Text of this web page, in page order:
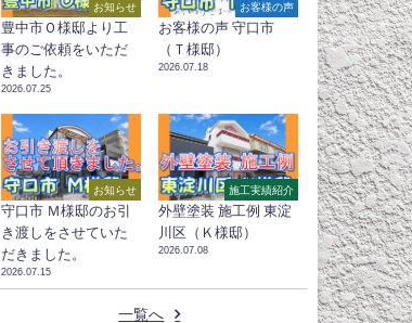
お知らせ
豊中市Ｏ様邸より工
事のご依頼をいただ
きました。
2026.07.25
お客様の声
お客様の声 守口市
（Ｔ様邸）
2026.07.18
お知らせ
守口市 Ｍ様邸のお引
き渡しをさせていた
だきました。
2026.07.15
施工実績紹介
外壁塗装 施工例 東淀
川区（Ｋ様邸）
2026.07.08
一覧へ